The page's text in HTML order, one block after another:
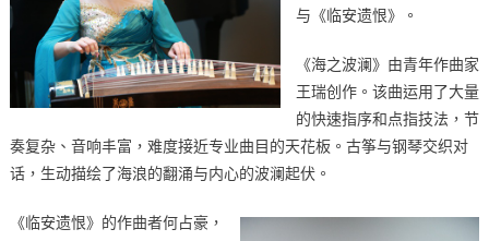
与《临安遗恨》。
《海之波澜》由青年作曲家
王瑞创作。该曲运用了大量
的快速指序和点指技法，节
奏复杂、音响丰富，难度接近专业曲目的天花板。古筝与钢琴交织对
话，生动描绘了海浪的翻涌与内心的波澜起伏。
《临安遗恨》的作曲者何占豪，